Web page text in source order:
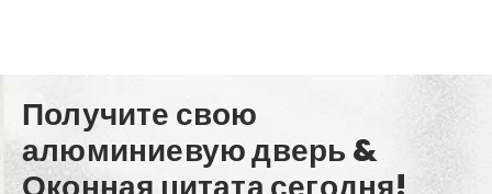
Получите свою
алюминиевую дверь &